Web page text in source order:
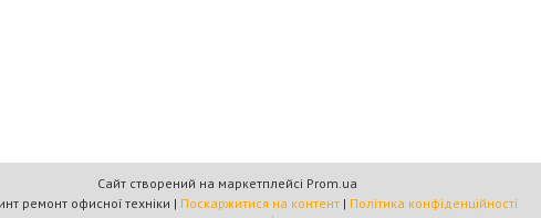
Сайт створений на маркетплейсі Prom.ua
Омега-Принт ремонт офисної техніки | Поскаржитися на контент | Політика конфіденційності